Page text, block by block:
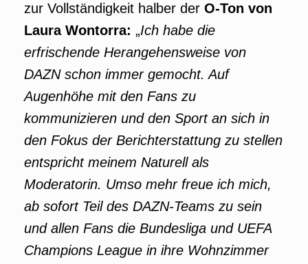
zur Vollständigkeit halber der O-Ton von
Laura Wontorra: „Ich habe die
erfrischende Herangehensweise von
DAZN schon immer gemocht. Auf
Augenhöhe mit den Fans zu
kommunizieren und den Sport an sich in
den Fokus der Berichterstattung zu stellen
entspricht meinem Naturell als
Moderatorin. Umso mehr freue ich mich,
ab sofort Teil des DAZN-Teams zu sein
und allen Fans die Bundesliga und UEFA
Champions League in ihre Wohnzimmer